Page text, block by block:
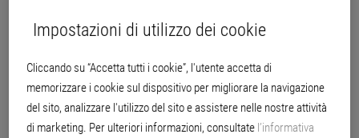
Sega in metallo 3742
Robusta sega in metallo in tubo quadrato piegato. Arresto vite per la
sostituzione senza problemi della lama della sega integrato
nell'impugnatura. Lama con 8 livelli di regolazione. Per taglio a misura di ad
Impostazioni di utilizzo dei cookie
Cliccando su “Accetta tutti i cookie”, l'utente accetta di
memorizzare i cookie sul dispositivo per migliorare la navigazione
del sito, analizzare l'utilizzo del sito e assistere nelle nostre attività
di marketing. Per ulteriori informazioni, consultate l’informativa